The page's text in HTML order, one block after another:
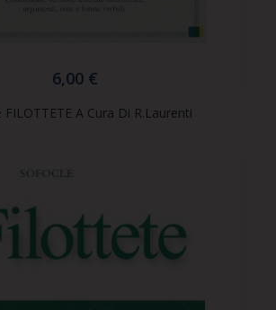
6,00 €
FILOTTETE A Cura Di R.Laurenti